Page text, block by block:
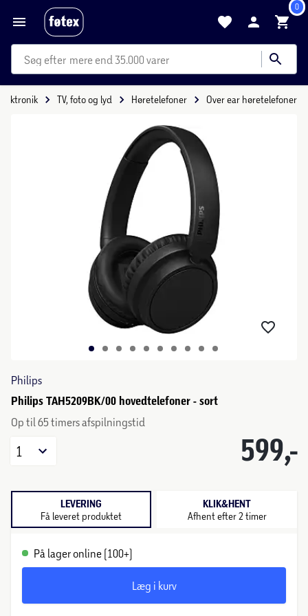
0
mere end 35.000 varer
TV, foto og lyd Høretelefoner Over ear høretelefoner
Philips
Philips TAH5209BK/00 hovedtelefoner - sort
Op til 65 timers afspilningstid
599,-
1
LEVERING
Få leveret produktet
KLIK&HENT
Afhent efter 2 timer
På lager online (100+)
Læg i kurv